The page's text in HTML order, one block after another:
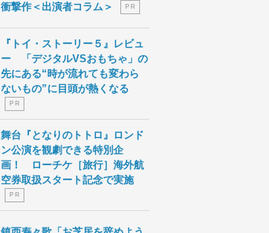
衝撃作＜出演者コラム＞
P R
『トイ・ストーリー５』レビュ
ー 「デジタルVSおもちゃ」の
先にある“時が流れても変わら
ないもの”に目頭が熱くなる
P R
舞台『となりのトトロ』ロンド
ン公演を観劇できる特別企
画！ ローチケ［旅行］海外航
空券取扱スタート記念で実施
P R